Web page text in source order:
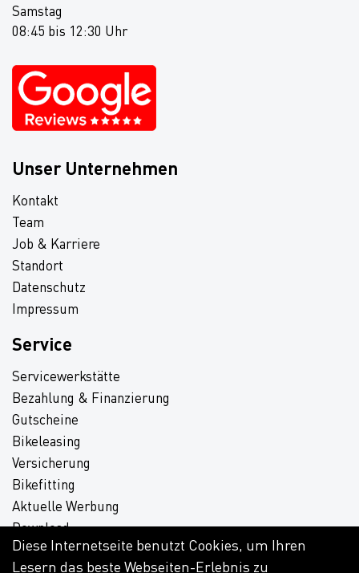
Samstag
08:45 bis 12:30 Uhr
Unser Unternehmen
Kontakt
Team
Job & Karriere
Standort
Datenschutz
Impressum
Service
Servicewerkstätte
Bezahlung & Finanzierung
Gutscheine
Bikeleasing
Versicherung
Bikefitting
Aktuelle Werbung
Download
Diese Internetseite benutzt Cookies, um Ihren
Lesern das beste Webseiten-Erlebnis zu